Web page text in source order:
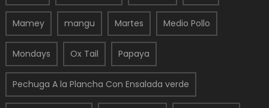
Mamey mangu Martes Medio Pollo
Mondays Ox Tail Papaya
Pechuga A la Plancha Con Ensalada verde